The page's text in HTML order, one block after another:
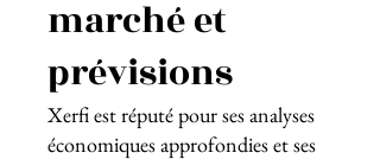
marché et
prévisions
Xerfi est réputé pour ses analyses
économiques approfondies et ses